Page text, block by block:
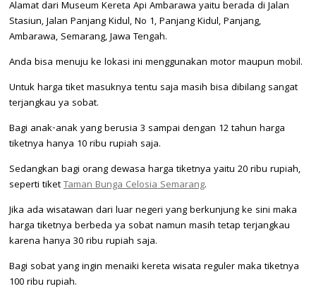
Alamat dari Museum Kereta Api Ambarawa yaitu berada di Jalan
Stasiun, Jalan Panjang Kidul, No 1, Panjang Kidul, Panjang,
Ambarawa, Semarang, Jawa Tengah.
Anda bisa menuju ke lokasi ini menggunakan motor maupun mobil.
Untuk harga tiket masuknya tentu saja masih bisa dibilang sangat
terjangkau ya sobat.
Bagi anak-anak yang berusia 3 sampai dengan 12 tahun harga
tiketnya hanya 10 ribu rupiah saja.
Sedangkan bagi orang dewasa harga tiketnya yaitu 20 ribu rupiah,
seperti tiketTaman Bunga Celosia Semarang.
Jika ada wisatawan dari luar negeri yang berkunjung ke sini maka
harga tiketnya berbeda ya sobat namun masih tetap terjangkau
karena hanya 30 ribu rupiah saja.
Bagi sobat yang ingin menaiki kereta wisata reguler maka tiketnya
100 ribu rupiah.